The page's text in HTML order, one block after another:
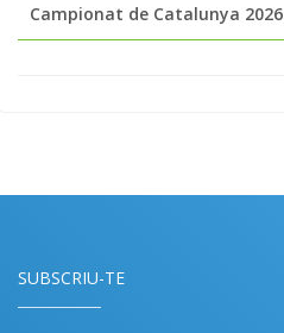
Campionat de Catalunya 2026
SUBSCRIU-TE